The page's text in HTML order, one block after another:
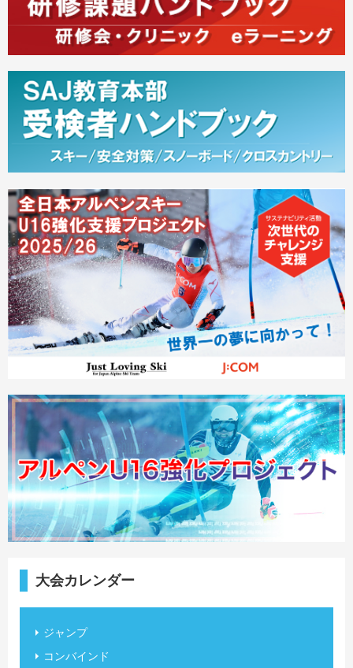
大会カレンダー
ジャンプ
コンバインド